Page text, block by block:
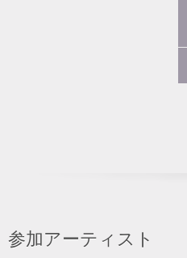
参加アーティスト